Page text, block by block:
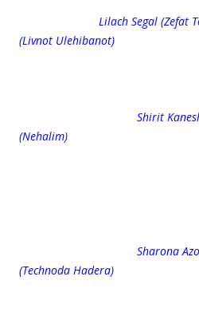
Lilach Segal (Zefat
(Livnot Ulehibanot)
Shirit Kaneshti,
(Nehalim)
Sharona Azouri
(Technoda Hadera)